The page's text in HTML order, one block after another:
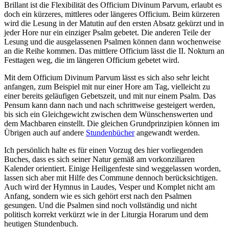
Brillant ist die Flexibilität des Officium Divinum Parvum, erlaubt es
doch ein kürzeres, mittleres oder längeres Officium. Beim kürzeren
wird die Lesung in der Matutin auf den ersten Absatz gekürzt und in
jeder Hore nur ein einziger Psalm gebetet. Die anderen Teile der
Lesung und die ausgelassenen Psalmen können dann wochenweise
an die Reihe kommen. Das mittlere Officium lässt die II. Nokturn an
Festtagen weg, die im längeren Officium gebetet wird.
Mit dem Officium Divinum Parvum lässt es sich also sehr leicht
anfangen, zum Beispiel mit nur einer Hore am Tag, vielleicht zu
einer bereits geläufigen Gebetszeit, und mit nur einem Psalm. Das
Pensum kann dann nach und nach schrittweise gesteigert werden,
bis sich ein Gleichgewicht zwischen dem Wünschenswerten und
dem Machbaren einstellt. Die gleichen Grundprinzipien können im
Übrigen auch auf andere Stundenbücherangewandt werden.
Ich persönlich halte es für einen Vorzug des hier vorliegenden
Buches, dass es sich seiner Natur gemäß am vorkonziliaren
Kalender orientiert. Einige Heiligenfeste sind weggelassen worden,
lassen sich aber mit Hilfe des Commune dennoch berücksichtigen.
Auch wird der Hymnus in Laudes, Vesper und Komplet nicht am
Anfang, sondern wie es sich gehört erst nach den Psalmen
gesungen. Und die Psalmen sind noch vollständig und nicht
politisch korrekt verkürzt wie in der Liturgia Horarum und dem
heutigen Stundenbuch.